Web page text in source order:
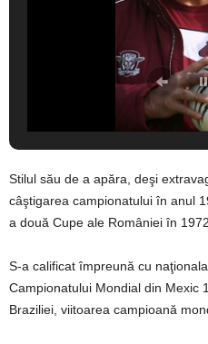
Stilul său de a apăra, deşi
câştigarea campionatului în anul
a două Cupe ale României în
S-a calificat împreună cu
Campionatului Mondial din Mexic
Braziliei, viitoarea campioană